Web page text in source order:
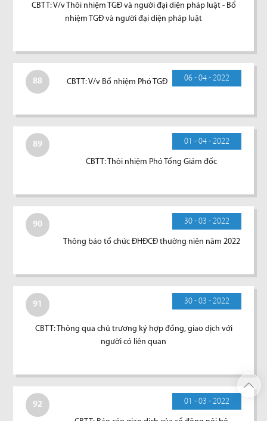
CBTT: V/v Thôi nhiệm TGĐ và người đại diện pháp luật - Bổ
nhiệm TGĐ và người đại diện pháp luật
88 06 - 04 - 2022
CBTT: V/v Bổ nhiệm Phó TGĐ
89 01 - 04 - 2022
CBTT: Thôi nhiệm Phó Tổng Giám đốc
90 30 - 03 - 2022
Thông báo tổ chức ĐHĐCĐ thường niên năm 2022
91 30 - 03 - 2022
CBTT: Thông qua chủ trương ký hợp đồng, giao dịch với
người có liên quan
92 01 - 03 - 2022